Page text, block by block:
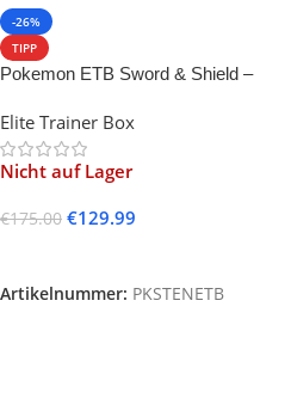
-26%
TIPP
Pokemon ETB Sword & Shield –
Elite Trainer Box
Nicht auf Lager
€175.00 €129.99
Artikelnummer: PKSTENETB